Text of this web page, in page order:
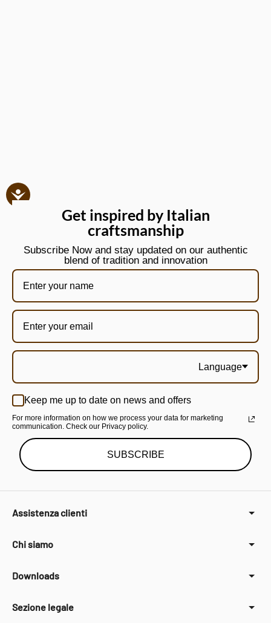
Get inspired by Italian
craftsmanship
Subscribe Now and stay updated on our authentic
blend of tradition and innovation
Language
Keep me up to date on news and offers
For more information on how we process your data for marketing
communication. Check our Privacy policy.
SUBSCRIBE
Assistenza clienti
Chi siamo
Downloads
Sezione legale